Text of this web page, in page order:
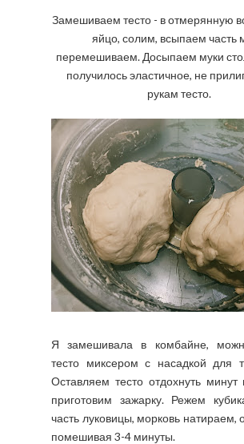
Замешиваем тесто - в отмерянную
яйцо, солим, всыпаем часть
перемешиваем. Досыпаем муки
получилось эластичное, не
рукам тесто.
Я замешивала в комбайне,
тесто миксером с насадкой для
Оставляем тесто отдохнуть
приготовим зажарку. Режем
часть луковицы, морковь натираем,
помешивая 3-4 минуты.